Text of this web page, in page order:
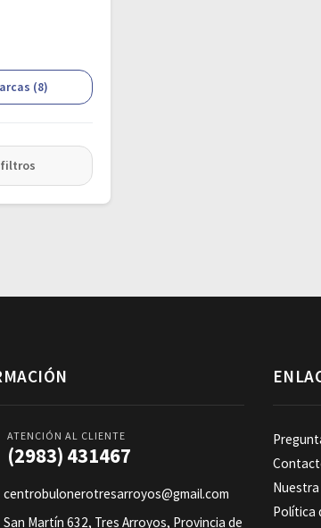
(8)
ATENCIÓN AL CLIENTE
(2983) 431467
centrobulonerotresarroyos@gmail.com
San Martín 632, Tres Arroyos, Provincia de
Política